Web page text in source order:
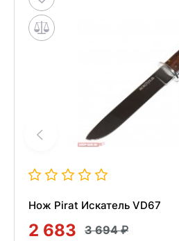
Нож Pirat Искатель VD67
2 683 3 694